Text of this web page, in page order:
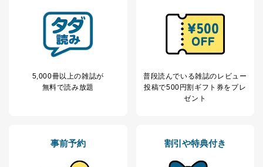
5,000冊以上の雑誌が
無料で読み放題
普段読んでいる雑誌のレビュー
投稿で500円割ギフト券をプレ
ゼント
事前予約 割引や特典付き